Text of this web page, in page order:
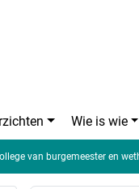
Wie is wie
van burgemeester en